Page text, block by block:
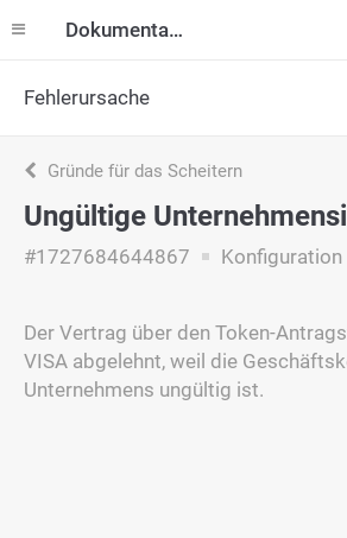
Dokumentation
Fehlerursache
Gründe für das Scheitern
Ungültige
#1727684644867 Konfiguration
Der Vertrag über den Token-
VISA abgelehnt, weil die
Unternehmens ungültig ist.